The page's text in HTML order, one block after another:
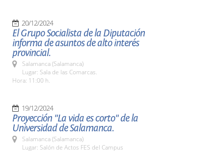
20/12/2024
El Grupo Socialista de la Diputación
informa de asuntos de alto interés
provincial.
Salamanca (Salamanca)
Lugar: Sala de las Comarcas.
Hora: 11:00 h.
19/12/2024
Proyección "La vida es corto" de la
Universidad de Salamanca.
Salamanca (Salamanca)
Lugar: Salón de Actos FES del Campus